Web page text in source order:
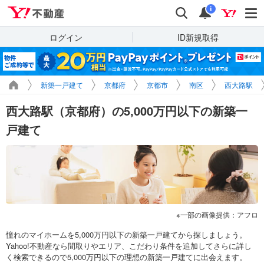
検索 通知
i
ログイン ID新規取得
新築一戸建て 京都府 京都市 南区 西大路駅
西大路駅（京都府）の5,000万円以下の新築一
戸建て
一部の画像提供：アフロ
憧れのマイホームを5,000万円以下の新築一戸建てから探しましょう。
Yahoo!不動産なら間取りやエリア、こだわり条件を追加してさらに詳し
く検索できるので5,000万円以下の理想の新築一戸建てに出会えます。